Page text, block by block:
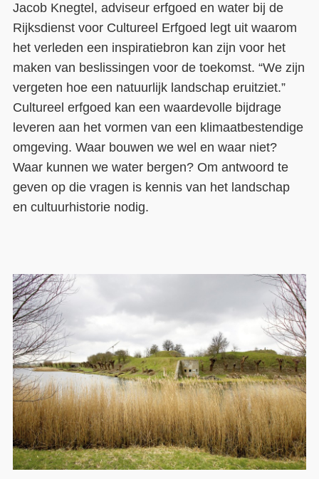
Jacob Knegtel, adviseur erfgoed en water bij de
Rijksdienst voor Cultureel Erfgoed legt uit waarom
het verleden een inspiratiebron kan zijn voor het
maken van beslissingen voor de toekomst. “We zijn
vergeten hoe een natuurlijk landschap eruitziet.”
Cultureel erfgoed kan een waardevolle bijdrage
leveren aan het vormen van een klimaatbestendige
omgeving. Waar bouwen we wel en waar niet?
Waar kunnen we water bergen? Om antwoord te
geven op die vragen is kennis van het landschap
en cultuurhistorie nodig.
Over ons
LIFE-IP Klimaatadaptatie
Weerbaar Dommelland